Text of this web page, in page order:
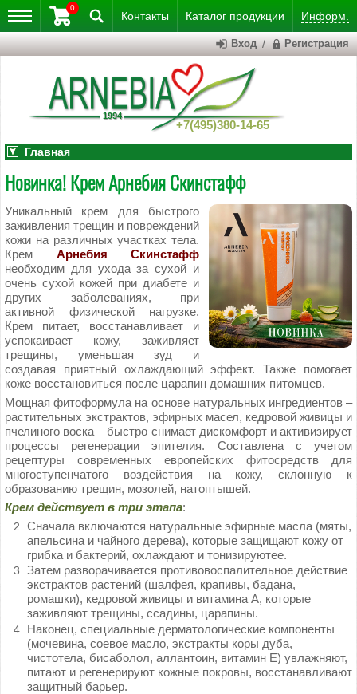
Контакты Каталог продукции Информ.
+7(495)380-14-65
0
Вход / Регистрация
Главная
Новинка! Крем Арнебия Скинстафф
Уникальный крем для быстрого
заживления трещин и повреждений
кожи на различных участках тела.
Крем Арнебия Скинстафф
необходим для ухода за сухой и
очень сухой кожей при диабете и
других заболеваниях, при
активной физической нагрузке.
Крем питает, восстанавливает и
успокаивает кожу, заживляет
трещины, уменьшая зуд и
создавая приятный охлаждающий эффект. Также помогает
коже восстановиться после царапин домашних питомцев.
Мощная фитоформула на основе натуральных ингредиентов –
растительных экстрактов, эфирных масел, кедровой живицы и
пчелиного воска – быстро снимает дискомфорт и активизирует
процессы регенерации эпителия. Составлена с учетом
рецептуры современных европейских фитосредств для
многоступенчатого воздействия на кожу, склонную к
образованию трещин, мозолей, натоптышей.
Крем действует в три этапа:
Сначала включаются натуральные эфирные масла (мяты,
апельсина и чайного дерева), которые защищают кожу от
грибка и бактерий, охлаждают и тонизируютее.
Затем разворачивается противовоспалительное действие
экстрактов растений (шалфея, крапивы, бадана,
ромашки), кедровой живицы и витамина А, которые
заживляют трещины, ссадины, царапины.
Наконец, специальные дерматологические компоненты
(мочевина, соевое масло, экстракты коры дуба,
чистотела, бисаболол, аллантоин, витамин Е) увлажняют,
питают и регенерируют кожные покровы, восстанавливают
защитный барьер.